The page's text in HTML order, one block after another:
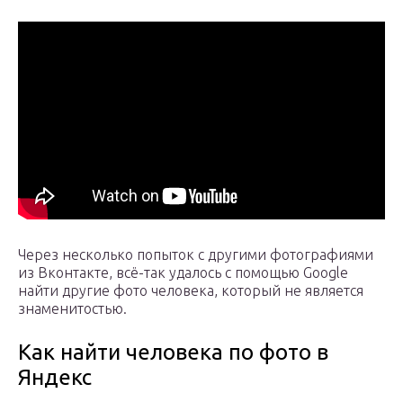
Через несколько попыток с другими фотографиями
из Вконтакте, всё-так удалось с помощью Google
найти другие фото человека, который не является
знаменитостью.
Как найти человека по фото в
Яндекс